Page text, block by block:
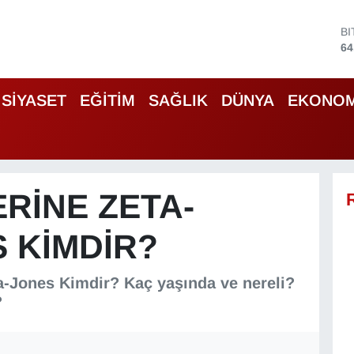
SİYASET EĞİTİM SAĞLIK DÜNYA
ZETA-
KIMDIR?
Jones Kimdir? Kaç yaşında ve nereli?